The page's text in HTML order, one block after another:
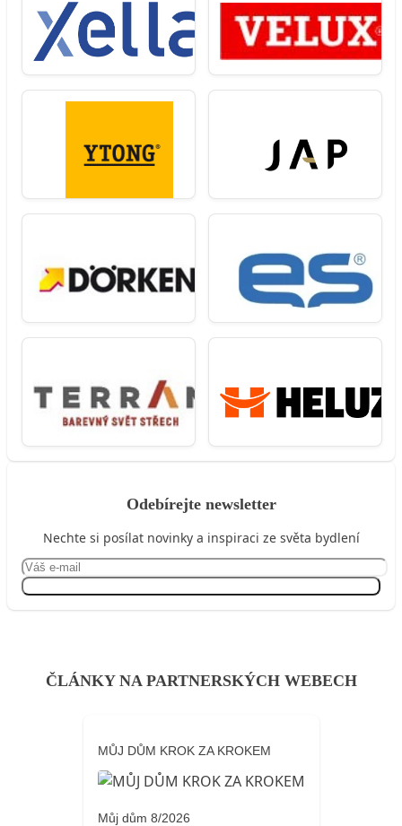
Odebírejte newsletter
Nechte si posílat novinky a inspiraci ze světa bydlení
ČLÁNKY NA PARTNERSKÝCH WEBECH
MŮJ DŮM KROK ZA KROKEM
Můj dům 8/2026